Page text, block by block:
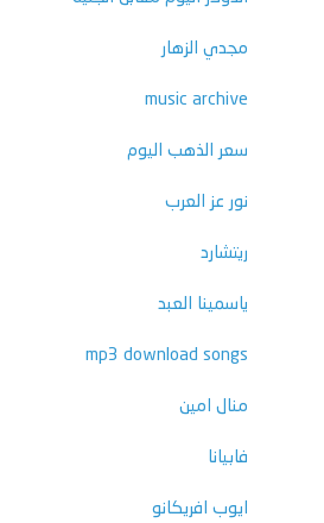
مجدي الزهار
music archive
سعر الذهب اليوم
نور عز العرب
ريتشارد
ياسمينا العبد
mp3 download songs
منال امين
فابيانا
ايوب افريكانو